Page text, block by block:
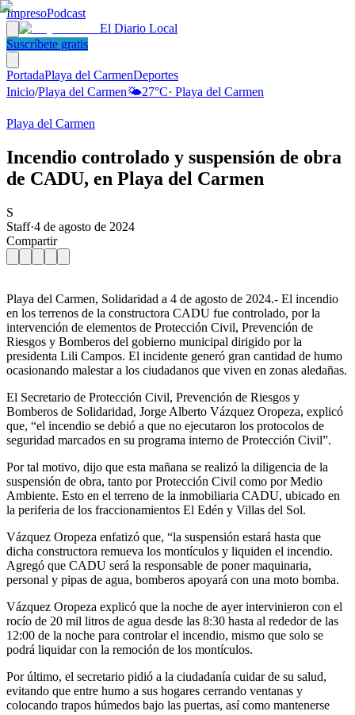
ImpresoPodcast
El Diario Local
Suscríbete gratis
PortadaPlaya del CarmenDeportes
Inicio/Playa del Carmen🌤️27°C· Playa del Carmen
Playa del Carmen
Incendio controlado y suspensión de obra
de CADU, en Playa del Carmen
S
Staff·4 de agosto de 2024
Compartir
Playa del Carmen, Solidaridad a 4 de agosto de 2024.- El incendio
en los terrenos de la constructora CADU fue controlado, por la
intervención de elementos de Protección Civil, Prevención de
Riesgos y Bomberos del gobierno municipal dirigido por la
presidenta Lili Campos. El incidente generó gran cantidad de humo
ocasionando malestar a los ciudadanos que viven en zonas aledañas.
El Secretario de Protección Civil, Prevención de Riesgos y
Bomberos de Solidaridad, Jorge Alberto Vázquez Oropeza, explicó
que, “el incendio se debió a que no ejecutaron los protocolos de
seguridad marcados en su programa interno de Protección Civil”.
Por tal motivo, dijo que esta mañana se realizó la diligencia de la
suspensión de obra, tanto por Protección Civil como por Medio
Ambiente. Esto en el terreno de la inmobiliaria CADU, ubicado en
la periferia de los fraccionamientos El Edén y Villas del Sol.
Vázquez Oropeza enfatizó que, “la suspensión estará hasta que
dicha constructora remueva los montículos y liquiden el incendio.
Agregó que CADU será la responsable de poner maquinaria,
personal y pipas de agua, bomberos apoyará con una moto bomba.
Vázquez Oropeza explicó que la noche de ayer intervinieron con el
rocío de 20 mil litros de agua desde las 8:30 hasta al rededor de las
12:00 de la noche para controlar el incendio, mismo que solo se
podrá liquidar con la remoción de los montículos.
Por último, el secretario pidió a la ciudadanía cuidar de su salud,
evitando que entre humo a sus hogares cerrando ventanas y
colocando trapos húmedos bajo las puertas, así como mantenerse